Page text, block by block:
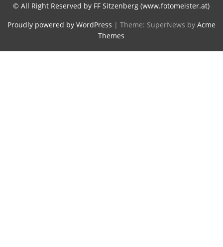
© All Right Reserved by FF Sitzenberg (www.fotomeister.at)
Proudly powered by WordPress | Theme: SuperNews by Acme
Themes